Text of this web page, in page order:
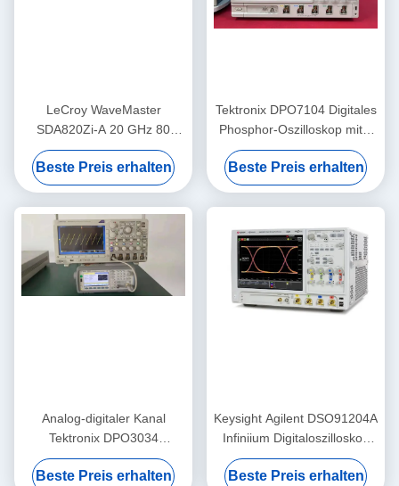
LeCroy WaveMaster
SDA820Zi-A 20 GHz 80
GS/s 4-Kanal Digital-
Oszilloskop mit erweiterten
Analysetools
Beste Preis erhalten
Tektronix DPO7104 Digitales
Phosphor-Oszilloskop mit 1
GHz Bandbreite, 4 Kanälen
und 10 GS/s Probenrate
Beste Preis erhalten
Analog-digitaler Kanal
Tektronix DPO3034
Oszilloskop-300MHz
2.5GS/S 4
Beste Preis erhalten
Keysight Agilent DSO91204A
Infiniium Digitaloszilloskop
mit 12 GHz Bandbreite, 40
GSa/s Abtastrate und 1 Gpts
Beste Preis erhalten